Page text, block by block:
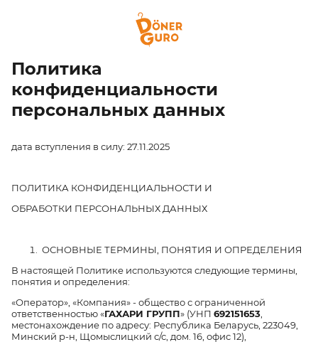
Политика
конфиденциальности
персональных данных
дата вступления в силу: 27.11.2025
ПОЛИТИКА КОНФИДЕНЦИАЛЬНОСТИ И
ОБРАБОТКИ ПЕРСОНАЛЬНЫХ ДАННЫХ
ОСНОВНЫЕ ТЕРМИНЫ, ПОНЯТИЯ И ОПРЕДЕЛЕНИЯ
В настоящей Политике используются следующие термины,
понятия и определения:
«Оператор», «Компания» - общество с ограниченной
ответственностью «ГАХАРИ ГРУПП» (УНП 692151653
местонахождение по адресу: Республика Беларусь, 223049,
Минский р-н, Щомыслицкий с/с, дом. 16, офис 12),